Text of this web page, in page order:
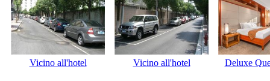
Vicino all'hotel Vicino all'hotel Deluxe